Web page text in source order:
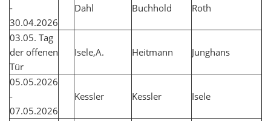
-
30.04.2026
Dahl Buchhold Roth
03.05. Tag
der offenen
Tür
Isele,A. Heitmann Junghans
05.05.2026
-
07.05.2026
Kessler Kessler Isele